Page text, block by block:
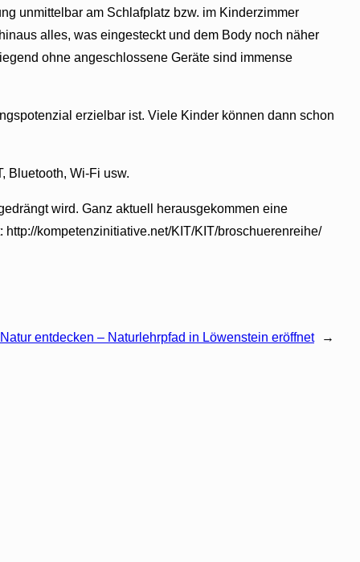
unmittelbar am Schlafplatz bzw. im Kinderzimmer
alles, was eingesteckt und dem Body noch näher
ohne angeschlossene Geräte sind immense
erzielbar ist. Viele Kinder können dann schon
Bluetooth, Wi-Fi usw.
wird. Ganz aktuell herausgekommen eine
kompetenzinitiative.net/KIT/KIT/broschuerenreihe/
entdecken – Naturlehrpfad in Löwenstein eröffnet →